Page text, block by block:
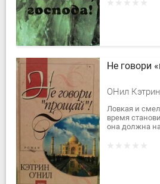
Не говори
ОНил Кэтрин
Ловкая и
время
она должна